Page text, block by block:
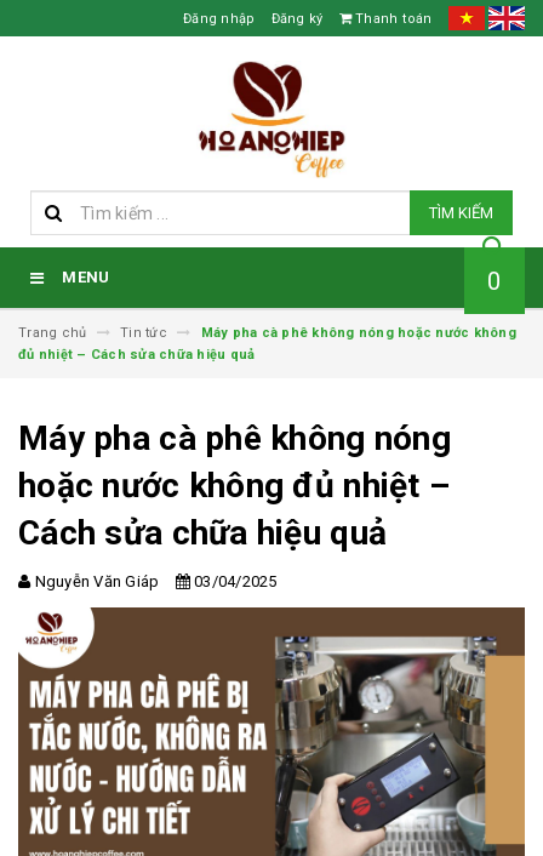
Đăng nhập Đăng ký Thanh toán
TÌM KIẾM
MENU 0
Trang chủ Tin tức
Máy pha cà phê không nóng hoặc nước không
đủ nhiệt – Cách sửa chữa hiệu quả
Máy pha cà phê không nóng
hoặc nước không đủ nhiệt –
Cách sửa chữa hiệu quả
Nguyễn Văn Giáp 03/04/2025